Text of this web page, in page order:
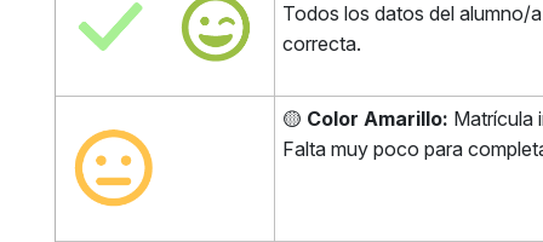
Todos los datos del alumno/
correcta.
🟡 Color Amarillo: Matrícula
Falta muy poco para